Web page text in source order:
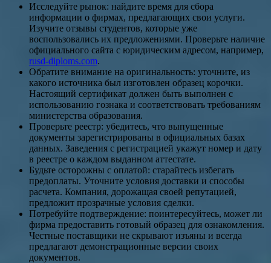
Исследуйте рынок: найдите время для сбора
информации о фирмах, предлагающих свои услуги.
Изучите отзывы студентов, которые уже
воспользовались их предложениями. Проверьте наличие
официального сайта с юридическим адресом, например,
rusd-diploms.com.
Обратите внимание на оригинальность: уточните, из
какого источника был изготовлен образец корочки.
Настоящий сертификат должен быть выполнен с
использованию гознака и соответствовать требованиям
министерства образования.
Проверьте реестр: убедитесь, что выпущенные
документы зарегистрированы в официальных базах
данных. Заведения с регистрацией укажут номер и дату
в реестре о каждом выданном аттестате.
Будьте осторожны с оплатой: старайтесь избегать
предоплаты. Уточните условия доставки и способы
расчета. Компания, дорожащая своей репутацией,
предложит прозрачные условия сделки.
Потребуйте подтверждение: поинтересуйтесь, может ли
фирма предоставить готовый образец для ознакомления.
Честные поставщики не скрывают изъяны и всегда
предлагают демонстрационные версии своих
документов.